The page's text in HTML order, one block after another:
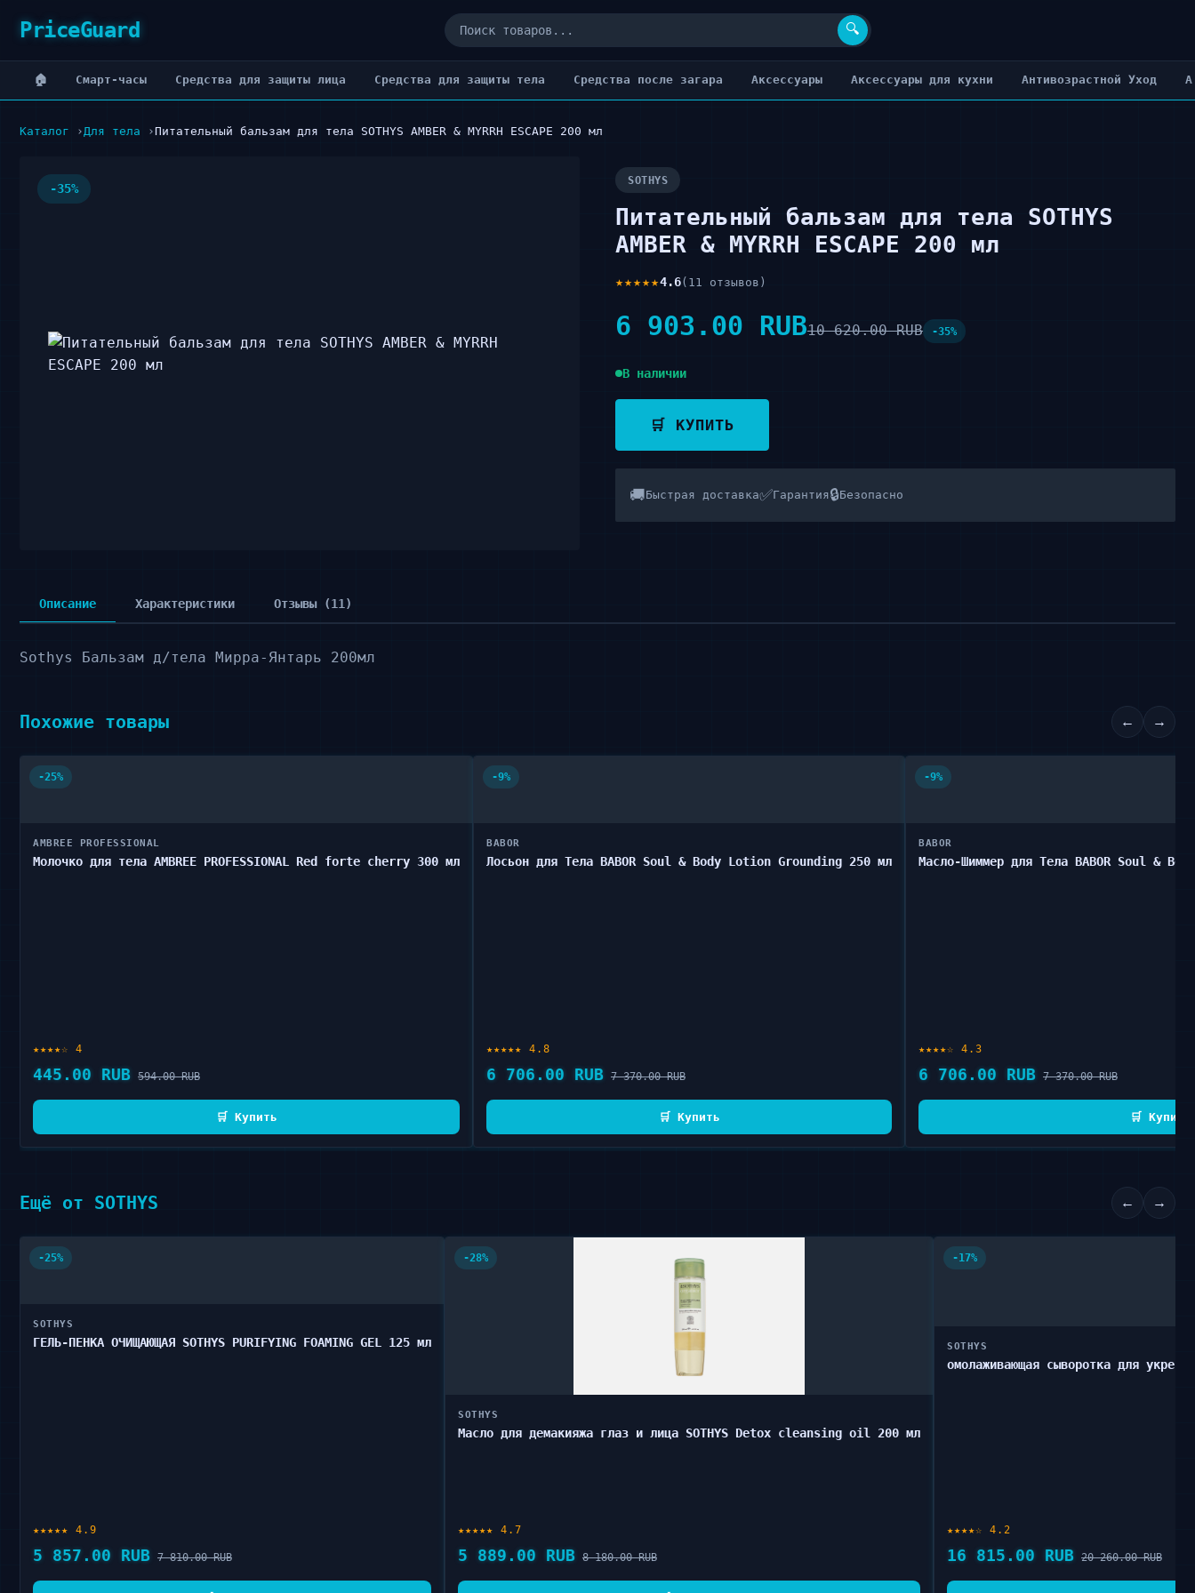
PriceGuard 🔍
🏠 Cмарт-часы Cредства для защиты лица Cредства для защиты тела Cредства после загара Аксессуары Аксессуары для кухни Антивозрастной Уход
Каталог Для тела Питательный бальзам для тела SOTHYS AMBER & MYRRH ESCAPE 200 мл
-35%
SOTHYS
Питательный бальзам для тела SOTHYS
AMBER & MYRRH ESCAPE 200 мл
★★★★★4.6(11 отзывов)
6 903.00 RUB10 620.00 RUB -35%
В наличии
🛒 КУПИТЬ
🚚Быстрая доставка✅Гарантия🔒Безопасно
Описание Характеристики Отзывы (11)
Sothys Бальзам д/тела Мирра-Янтарь 200мл
Похожие товары ← →
-25%
AMBREE PROFESSIONAL
Молочко для тела AMBREE PROFESSIONAL Red forte cherry 300 мл
★★★★☆ 4
445.00 RUB 594.00 RUB
🛒 Купить
-9%
BABOR
Лосьон для Тела BABOR Soul & Body Lotion Grounding 250 мл
★★★★★ 4.8
6 706.00 RUB 7 370.00 RUB
🛒 Купить
-9%
BABOR
Масло-Шиммер для Тела BABOR Soul &
★★★★☆ 4.3
6 706.00 RUB 7 370.00 RUB
🛒 Купить
Ещё от SOTHYS ← →
-25%
SOTHYS
ГЕЛЬ-ПЕНКА ОЧИЩАЮЩАЯ SOTHYS PURIFYING FOAMING GEL 125 мл
★★★★★ 4.9
5 857.00 RUB 7 810.00 RUB
-28%
SOTHYS
Масло для демакияжа глаз и лица SOTHYS Detox cleansing oil 200 мл
★★★★★ 4.7
5 889.00 RUB 8 180.00 RUB
-17%
SOTHYS
омолаживающая сыворотка для
★★★★☆ 4.2
16 815.00 RUB 20 260.00 RUB